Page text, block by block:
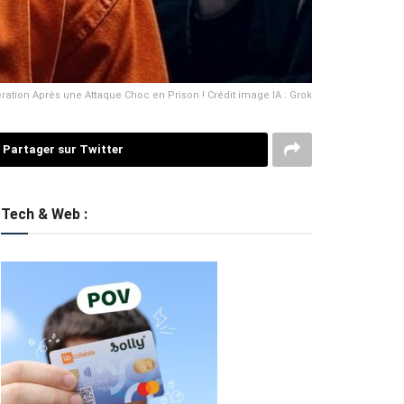
Après une Attaque Choc en Prison ! Crédit image IA : Grok
Partager sur Twitter
Tech & Web :